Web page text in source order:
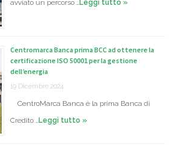
avviato un percorso …Leggi tutto »
Centromarca Banca prima BCC ad ottenere la
certificazione ISO 50001 per la gestione
dell’energia
19 Dicembre 2024
CentroMarca Banca è la prima Banca di
Credito …Leggi tutto »